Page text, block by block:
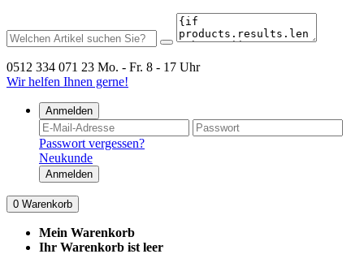
0512 334 071 23 Mo. - Fr. 8 - 17 Uhr
Wir helfen Ihnen gerne!
Anmelden
Passwort vergessen?
Neukunde
Anmelden
0 Warenkorb
Mein Warenkorb
Ihr Warenkorb ist leer